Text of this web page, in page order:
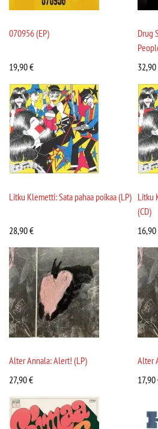
070956 (EP)
19,90€
Drug
32,90
Litku Klemetti: Sata pahaa poikaa (LP)
28,90€
Litku
(CD)
16,90
Alter Annala: Alert! (LP)
27,90€
Alter
17,90